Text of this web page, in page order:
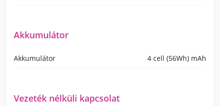
Akkumulátor
Akkumulátor 4 cell (56Wh) mAh
Vezeték nélküli kapcsolat